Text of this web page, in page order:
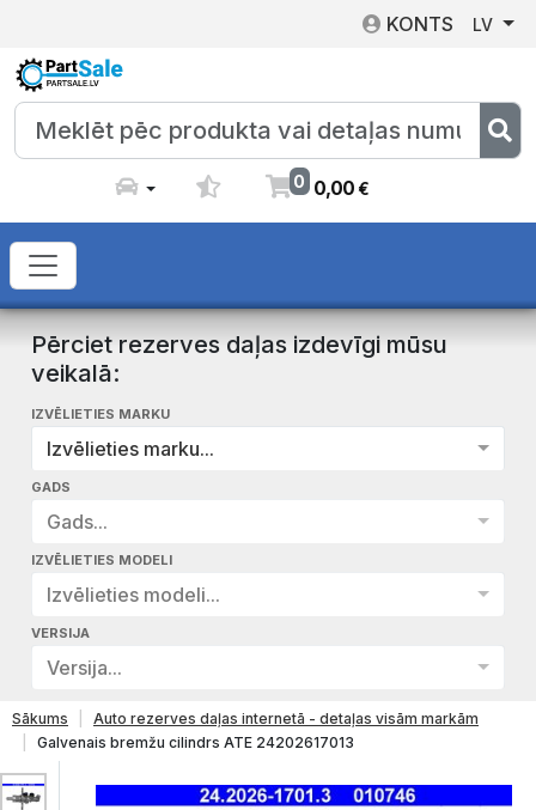
KONTS LV
0 0,00€
Pērciet rezerves daļas izdevīgi mūsu
veikalā:
IZVĒLIETIES MARKU
Izvēlieties marku...
GADS
Gads...
IZVĒLIETIES MODELI
Izvēlieties modeli...
VERSIJA
Versija...
Sākums
Auto rezerves daļas internetā - detaļas visām markām
Galvenais bremžu cilindrs ATE 24202617013